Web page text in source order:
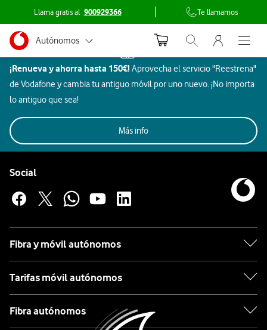
Llama gratis al 900929366 Te llamamos
Ir a la pagina principal de vodafone.es
Menu navegación Segmento
Autónomos
Pymes
Grandes empresas
Particulares
Abrir buscador.
Menu
Abre
Inicio
Dispositivos
Ordenadores
Samsung
Todos
Aires
Acondicionados
sonido
Ordenadores
portátiles
Samsung
HP
¡Renueva y ahorra hasta 150€! Aprovecha el servicio "Reestrena"
de Vodafone y cambia tu antiguo móvil por uno nuevo. ¡No importa
lo antiguo que sea!
Más info
Social
Fibra y móvil autónomos
Tarifas móvil autónomos
Fibra autónomos